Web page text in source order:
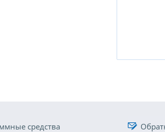
средства